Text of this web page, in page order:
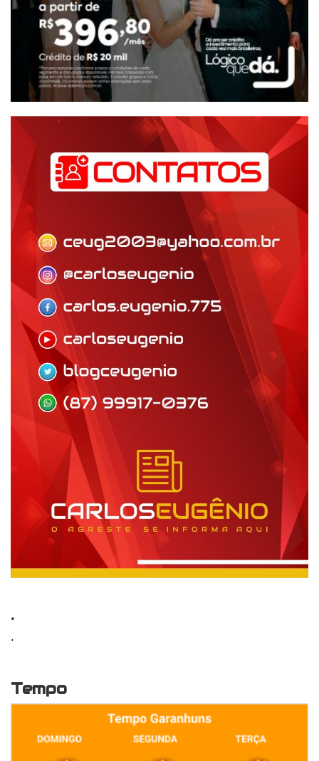
.
.
Tempo